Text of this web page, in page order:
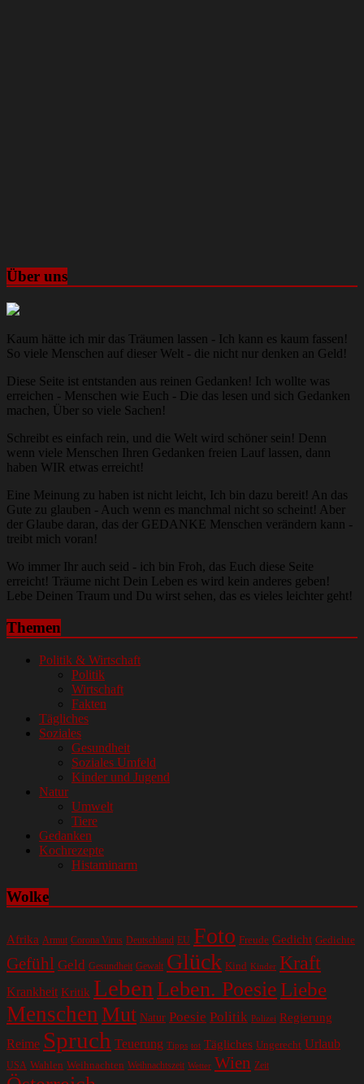
Über uns
Kaum hätte ich mir das Träumen lassen - Ich kann es kaum fassen!
So viele Menschen auf dieser Welt - die nicht nur denken an Geld!
Diese Seite ist entstanden aus reinen Gedanken! Ich wollte was
erreichen - Menschen wie Euch - Die das lesen und sich Gedanken
machen, Über so viele Sachen!
Schreibt es einfach rein, und die Welt wird schöner sein! Denn
wenn viele Menschen Ihren Gedanken freien Lauf lassen, dann
haben WIR etwas erreicht!
Eine Meinung zu haben ist nicht leicht, Ich bin dazu bereit! An das
Gute zu glauben - Auch wenn es manchmal nicht so scheint! Aber
der Glaube daran, das der GEDANKE Menschen verändern kann -
treibt mich voran!
Wo immer Ihr auch seid - ich bin Froh, das Euch diese Seite
erreicht! Träume nicht Dein Leben es wird kein anderes geben!
Lebe Deinen Traum und Du wirst sehen, das es vieles leichter geht!
Themen
Politik & Wirtschaft
Politik
Wirtschaft
Fakten
Tägliches
Soziales
Gesundheit
Soziales Umfeld
Kinder und Jugend
Natur
Umwelt
Tiere
Gedanken
Kochrezepte
Histaminarm
Wolke
Afrika Armut Corona Virus Deutschland EU Foto Freude Gedicht Gedichte
Gefühl Geld Gesundheit Gewalt Glück Kind Kinder Kraft
Krankheit Kritik Leben Leben. Poesie Liebe
Menschen Mut Natur Poesie Politik Polizei Regierung
Reime Spruch Teuerung Tipps tot Tägliches Ungerecht Urlaub
USA Wahlen Weihnachten Weihnachtszeit Wetter Wien Zeit